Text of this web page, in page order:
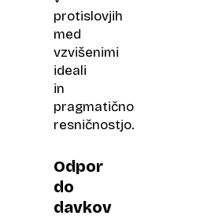
protislovjih
med
vzvišenimi
ideali
in
pragmatično
resničnostjo.
Odpor
do
davkov